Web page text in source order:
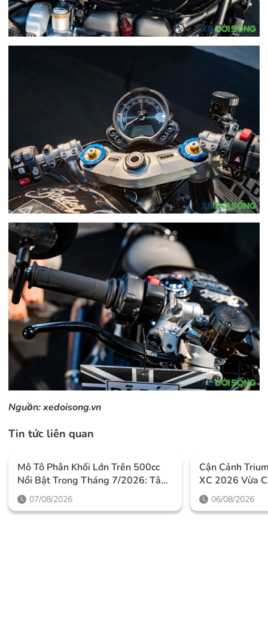
Nguồn:xedoisong.vn
Tin tức liên quan
Mô Tô Phân Khối Lớn Trên 500cc
Nổi Bật Trong Tháng 7/2026: Tâm
Điểm Là Công Nghệ, Phiên Bản
Giới Hạn Và Những Cấu Hình
07/08/2026
Cận Cảnh
XC 2026 Vừa
Thiết Kế Đậm
Mức Giá Dễ
06/08/2026